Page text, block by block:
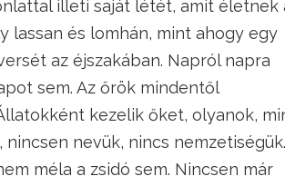
illeti saját létét, amit életnek
lassan és lomhán, mint ahogy egy
az éjszakában. Napról napra
sem. Az őrök mindentől
kezelik őket, olyanok,
nevük, nincs
méla a zsidó sem. Nincsen már